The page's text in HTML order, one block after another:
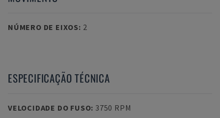
NÚMERO DE EIXOS: 2
ESPECIFICAÇÃO TÉCNICA
VELOCIDADE DO FUSO: 3750 RPM